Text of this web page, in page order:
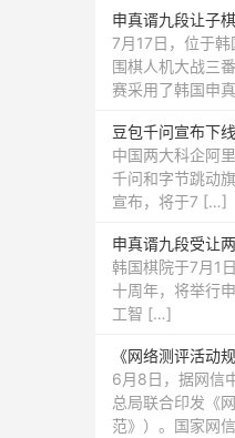
申真谞九段让子
7月17日，位于
围棋人机大战三
赛采用了韩国申
豆包千问宣布下
中国两大科企阿
千问和字节跳动
宣布，将于7 […]
申真谞九段受让
韩国棋院于7月1
十周年，将举行
工智 […]
《网络测评活动
6月8日，据网信
总局联合印发《
范》）。国家网